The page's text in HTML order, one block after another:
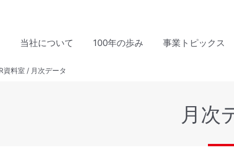
当社について 100年の歩み 事業トピックス
資料室 月次データ
月次